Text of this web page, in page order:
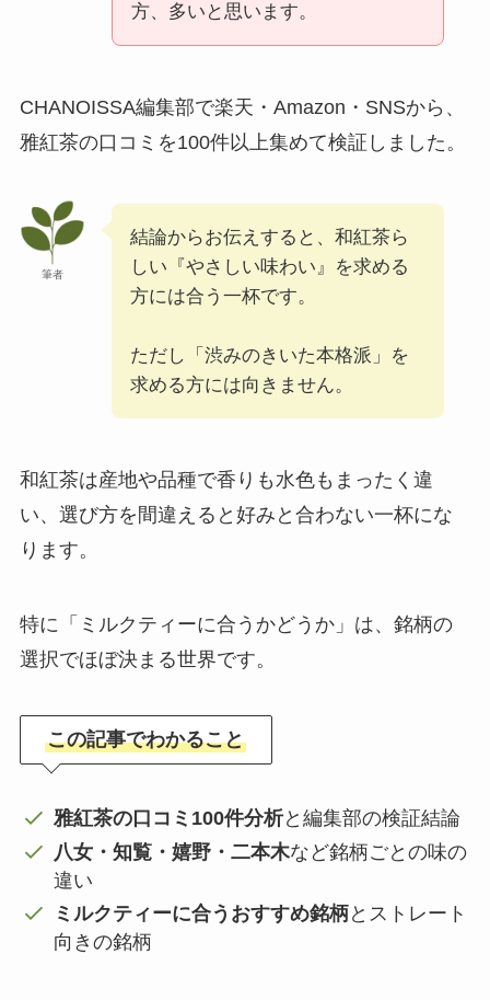
方、多いと思います。
CHANOISSA編集部で楽天・Amazon・SNSから、
雅紅茶の口コミを100件以上集めて検証しました。
筆者
結論からお伝えすると、和紅茶ら
しい『やさしい味わい』を求める
方には合う一杯です。
ただし「渋みのきいた本格派」を
求める方には向きません。
和紅茶は産地や品種で香りも水色もまったく違
い、選び方を間違えると好みと合わない一杯にな
ります。
特に「ミルクティーに合うかどうか」は、銘柄の
選択でほぼ決まる世界です。
この記事でわかること
雅紅茶の口コミ100件分析と編集部の検証結論
八女・知覧・嬉野・二本木など銘柄ごとの味の
違い
ミルクティーに合うおすすめ銘柄とストレート
向きの銘柄